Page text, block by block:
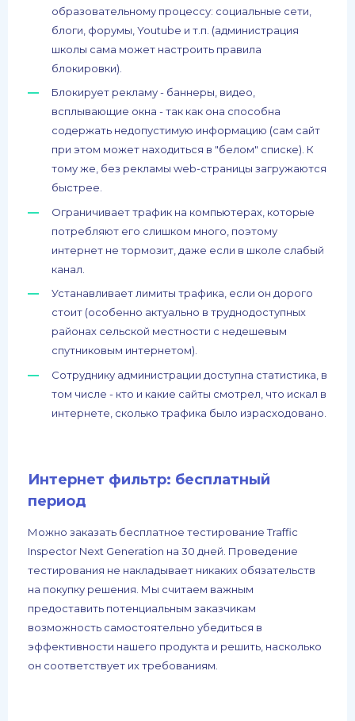
образовательному процессу: социальные сети,
блоги, форумы, Youtube и т.п. (администрация
школы сама может настроить правила
блокировки).
Блокирует рекламу - баннеры, видео,
всплывающие окна - так как она способна
содержать недопустимую информацию (сам сайт
при этом может находиться в "белом" списке). К
тому же, без рекламы web-страницы загружаются
быстрее.
Ограничивает трафик на компьютерах, которые
потребляют его слишком много, поэтому
интернет не тормозит, даже если в школе слабый
канал.
Устанавливает лимиты трафика, если он дорого
стоит (особенно актуально в труднодоступных
районах сельской местности с недешевым
спутниковым интернетом).
Сотруднику администрации доступна статистика, в
том числе - кто и какие сайты смотрел, что искал в
интернете, сколько трафика было израсходовано.
Интернет фильтр: бесплатный
период
Можно заказать бесплатное тестирование Traffic
Inspector Next Generation на 30 дней. Проведение
тестирования не накладывает никаких обязательств
на покупку решения. Мы считаем важным
предоставить потенциальным заказчикам
возможность самостоятельно убедиться в
эффективности нашего продукта и решить, насколько
он соответствует их требованиям.